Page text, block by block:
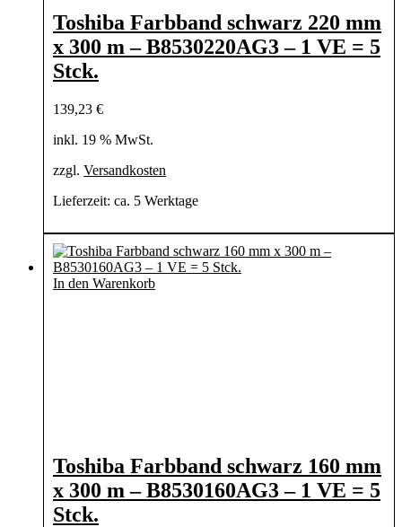
Toshiba Farbband schwarz 220 mm
x 300 m – B8530220AG3 – 1 VE = 5
Stck.
139,23 €
inkl. 19 % MwSt.
zzgl. Versandkosten
Lieferzeit: ca. 5 Werktage
In den Warenkorb
Toshiba Farbband schwarz 160 mm
x 300 m – B8530160AG3 – 1 VE = 5
Stck.